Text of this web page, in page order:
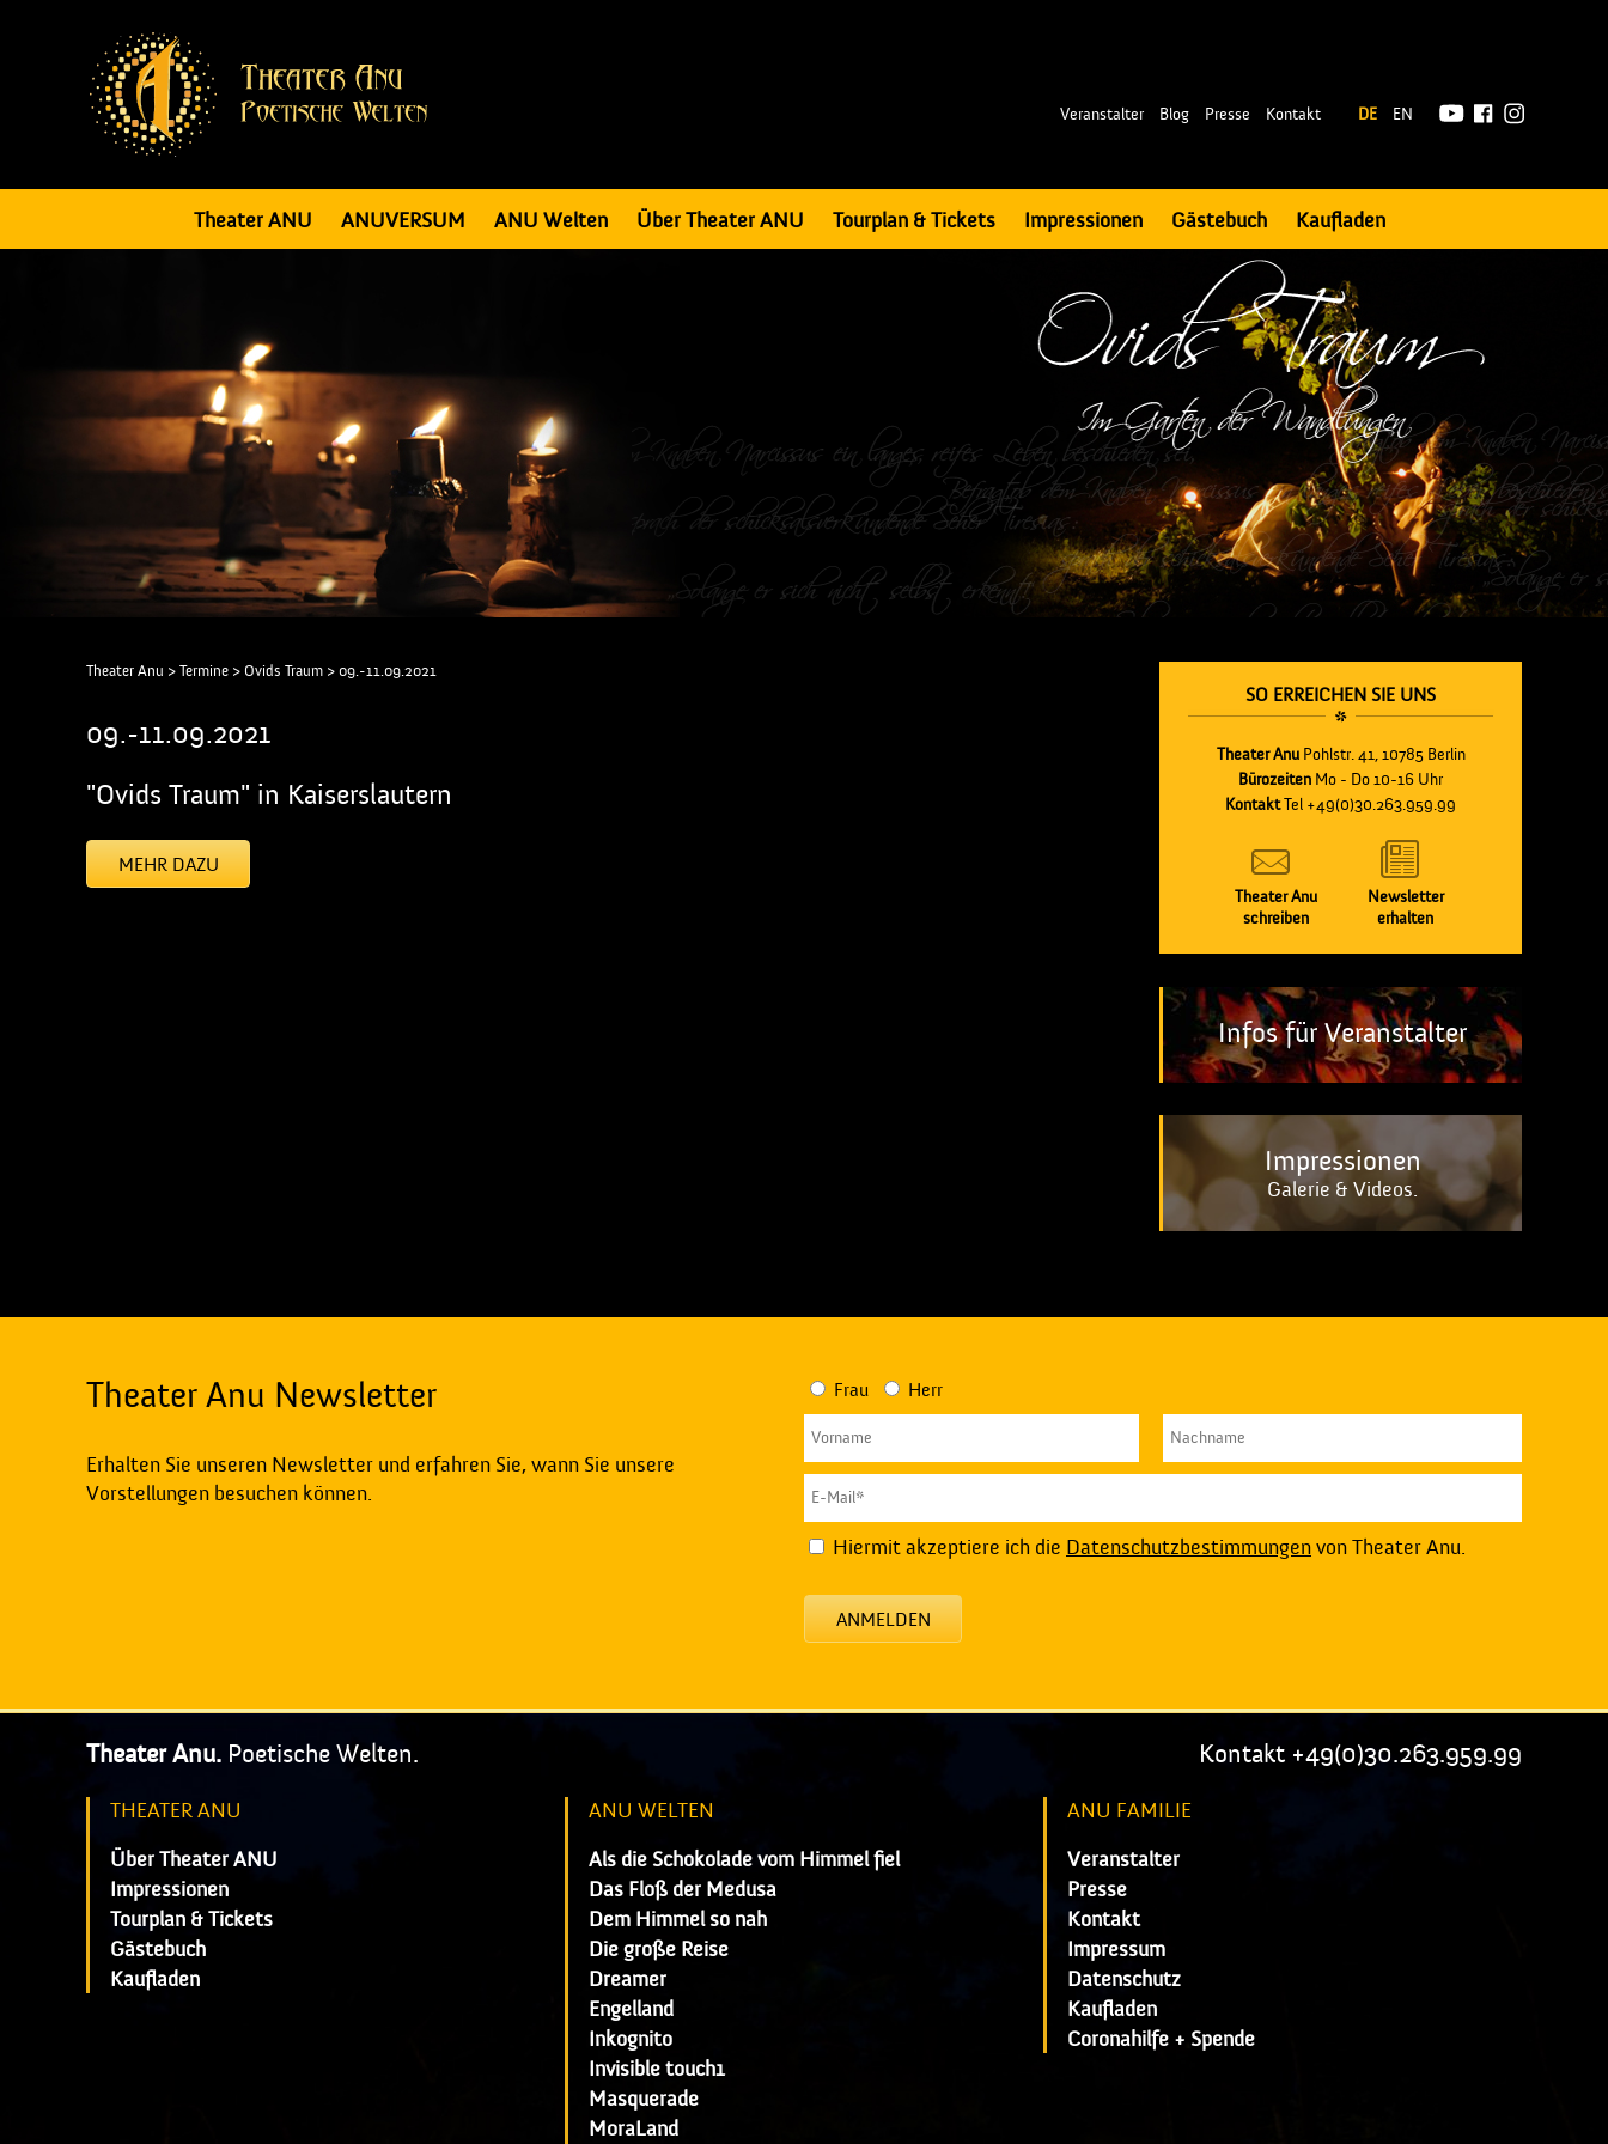
Veranstalter Blog Presse Kontakt DE EN
Theater ANU ANUVERSUM ANU Welten Über Theater ANU Tourplan & Tickets Impressionen Gästebuch Kaufladen
SO ERREICHEN SIE UNS
Theater AnuPohlstr. 41, 10785 Berlin
Bürozeiten Mo - Do 10-16 Uhr
KontaktTel +49(0)30.263.959.99
Theater Anu
schreiben
Newsletter
erhalten
Infos für Veranstalter
Impressionen
Galerie & Videos.
Theater Anu > Termine > Ovids Traum > 09.-11.09.2021
09.-11.09.2021
"Ovids Traum" in Kaiserslautern
MEHR DAZU
Theater Anu Newsletter
Erhalten Sie unseren Newsletter und erfahren Sie, wann Sie unsere
Vorstellungen besuchen können.
Frau Herr
Hiermit akzeptiere ich die Datenschutzbestimmungenvon Theater Anu.
ANMELDEN
Theater Anu. Poetische Welten. Kontakt +49(0)30.263.959.99
THEATER ANU
Über Theater ANU
Impressionen
Tourplan & Tickets
Gästebuch
Kaufladen
ANU WELTEN
Als die Schokolade vom Himmel fiel
Das Floß der Medusa
Dem Himmel so nah
Die große Reise
Dreamer
Engelland
Inkognito
Invisible touch1
Masquerade
MoraLand
ANU FAMILIE
Veranstalter
Presse
Kontakt
Impressum
Datenschutz
Kaufladen
Coronahilfe + Spende